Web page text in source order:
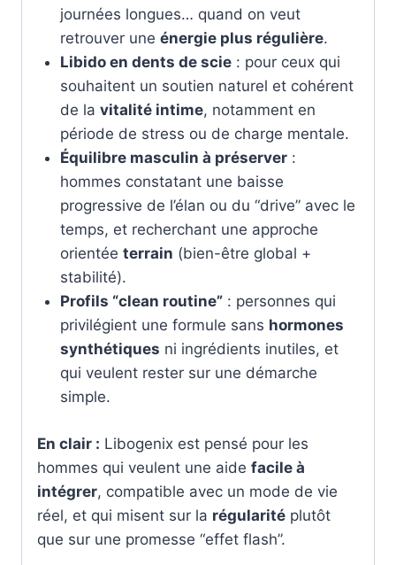
journées longues… quand on veut
retrouver une énergie plus régulière.
Libido en dents de scie: pour ceux qui
souhaitent un soutien naturel et cohérent
de la vitalité intime, notamment en
période de stress ou de charge mentale.
Équilibre masculin à préserver:
hommes constatant une baisse
progressive de l’élan ou du “drive” avec le
temps, et recherchant une approche
orientée terrain (bien-être global +
stabilité).
Profils “clean routine”: personnes qui
privilégient une formule sans hormones
synthétiques ni ingrédients inutiles, et
qui veulent rester sur une démarche
simple.
En clair : Libogenix est pensé pour les
hommes qui veulent une aide facile à
intégrer, compatible avec un mode de vie
réel, et qui misent sur la régularité plutôt
que sur une promesse “effet flash”.